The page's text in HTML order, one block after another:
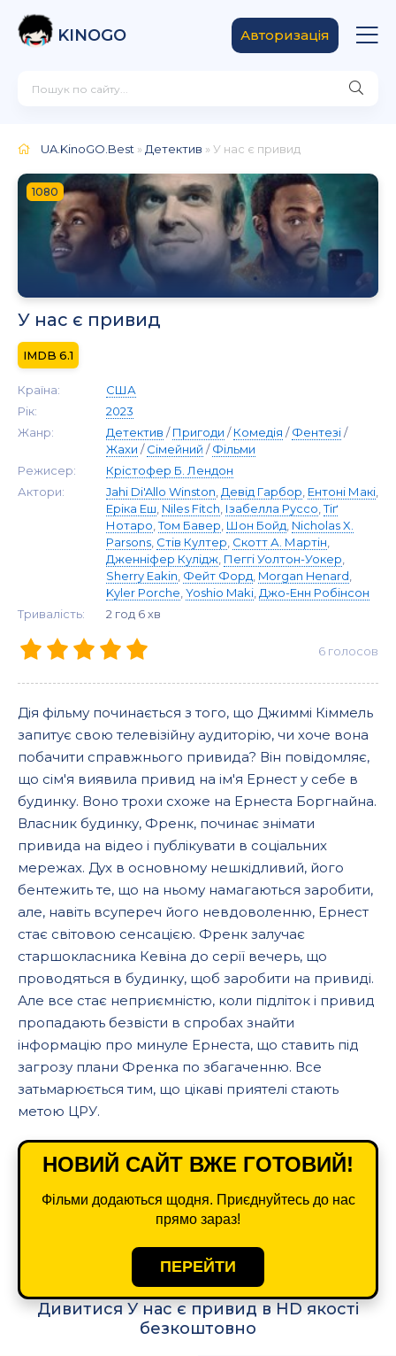
KINOGO Авторизація
UA.KinoGO.Best » Детектив » У нас є привид
1080
У нас є привид
6.1
Країна:
США
Рік:
2023
Жанр:
Детектив /Пригоди /Комедія /Фентезі/
Жахи /Сімейний /Фільми
Режисер:
Крістофер Б. Лендон
Актори:
Jahi Di'Allo Winston Девід Гарбор Ентоні Макі
Еріка Еш Niles Fitch Ізабелла Руссо ,Тіґ
Нотаро ,Том Бавер Шон Бойд Nicholas X.
Parsons Стів Култер Скотт А. Мартін
Дженніфер Кулідж Пеггі Уолтон-Уокер
Sherry Eakin Фейт Форд Morgan Henard
Kyler Porche Yoshio Maki Джо-Енн Робінсон
Тривалість:
2 год 6 хв
6 голосов
Дія фільму починається з того, що Джиммі Кіммель
запитує свою телевізійну аудиторію, чи хоче вона
побачити справжнього привида? Він повідомляє,
що сім'я виявила привид на ім'я Ернест у себе в
будинку. Воно трохи схоже на Ернеста Боргнайна.
Власник будинку, Френк, починає знімати
привида на відео і публікувати в соціальних
мережах. Дух в основному нешкідливий, його
бентежить те, що на ньому намагаються заробити,
але, навіть всупереч його невдоволенню, Ернест
стає світовою сенсацією. Френк залучає
старшокласника Кевіна до серії вечерь, що
проводяться в будинку, щоб заробити на привиді.
Але все стає неприємністю, коли підліток і привид
пропадають безвісти в спробах знайти
інформацію про минуле Ернеста, що ставить під
загрозу плани Френка по збагаченню. Все
затьмарюється тим, що цікаві приятелі стають
метою ЦРУ.
НОВИЙ САЙТ ВЖЕ ГОТОВИЙ!
Фільми додаються щодня. Приєднуйтесь до нас
прямо зараз!
ПЕРЕЙТИ
Дивитися У нас є привид в HD якості
безкоштовно